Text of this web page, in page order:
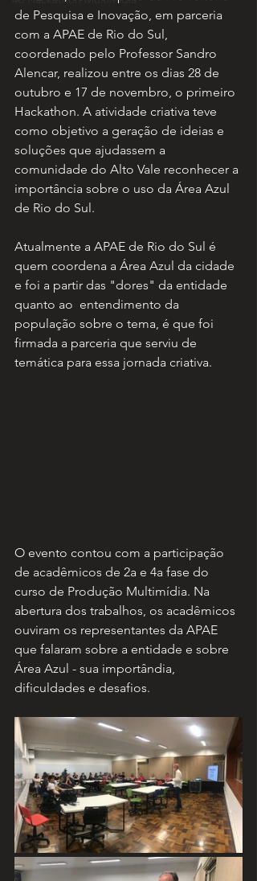
de Pesquisa e Inovação, em parceria
com a APAE de Rio do Sul,
coordenado pelo Professor Sandro
Alencar, realizou entre os dias 28 de
outubro e 17 de novembro, o primeiro
Hackathon. A atividade criativa teve
como objetivo a geração de ideias e
soluções que ajudassem a
comunidade do Alto Vale reconhecer a
importância sobre o uso da Área Azul
de Rio do Sul.
Atualmente a APAE de Rio do Sul é
quem coordena a Área Azul da cidade
e foi a partir das "dores" da entidade
quanto ao  entendimento da
população sobre o tema, é que foi
firmada a parceria que serviu de
temática para essa jornada criativa.
O evento contou com a participação
de acadêmicos de 2a e 4a fase do
curso de Produção Multimídia. Na
abertura dos trabalhos, os acadêmicos
ouviram os representantes da APAE
que falaram sobre a entidade e sobre
Área Azul - sua importândia,
dificuldades e desafios.